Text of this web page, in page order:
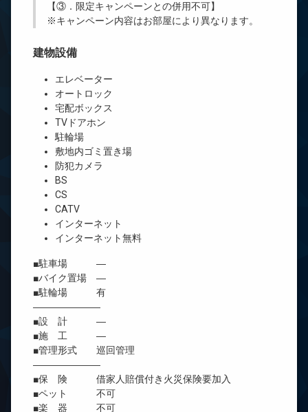
【③．限定キャンペーンとの併用不可】
※キャンペーン内容はお部屋により異なります。
建物設備
エレベーター
オートロック
宅配ボックス
TVドアホン
駐輪場
敷地内ゴミ置き場
防犯カメラ
BS
CS
CATV
インターネット
インターネット無料
■駐車場 ―
■バイク置場 ―
■駐輪場 有
―――――――
■設 計 ―
■施 工 ―
■管理形式 巡回管理
―――――――
■保 険 借家人賠償付き火災保険要加入
■ペット 不可
■楽 器 不可